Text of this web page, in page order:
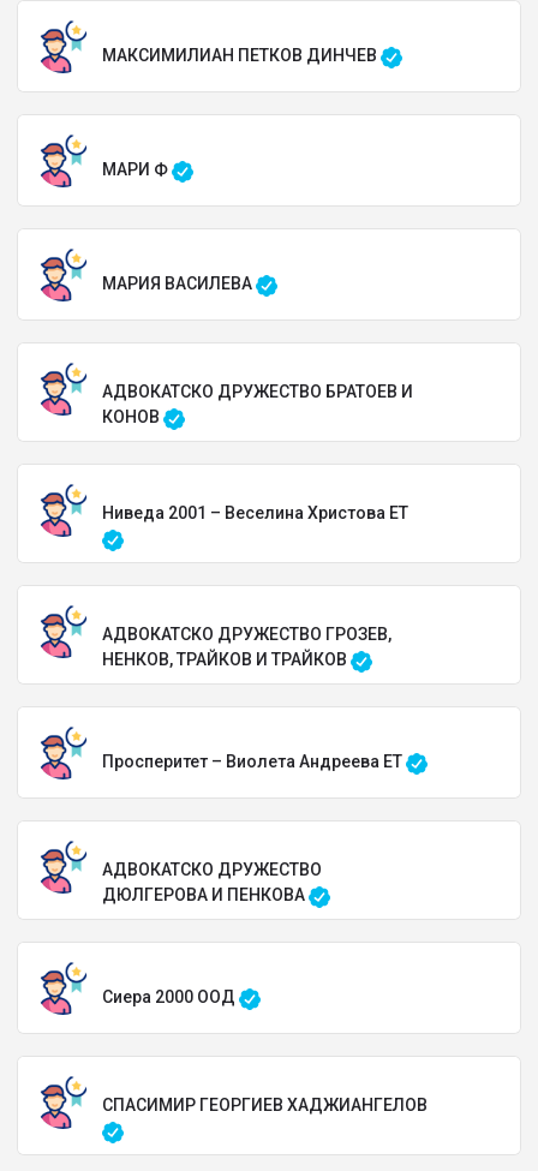
МАКСИМИЛИАН ПЕТКОВ ДИНЧЕВ
МАРИ Ф
МАРИЯ ВАСИЛЕВА
АДВОКАТСКО ДРУЖЕСТВО БРАТОЕВ И
КОНОВ
Ниведа 2001 – Веселина Христова ЕТ
АДВОКАТСКО ДРУЖЕСТВО ГРОЗЕВ,
НЕНКОВ, ТРАЙКОВ И ТРАЙКОВ
Просперитет – Виолета Андреева ЕТ
АДВОКАТСКО ДРУЖЕСТВО
ДЮЛГЕРОВА И ПЕНКОВА
Сиера 2000 ООД
СПАСИМИР ГЕОРГИЕВ ХАДЖИАНГЕЛОВ